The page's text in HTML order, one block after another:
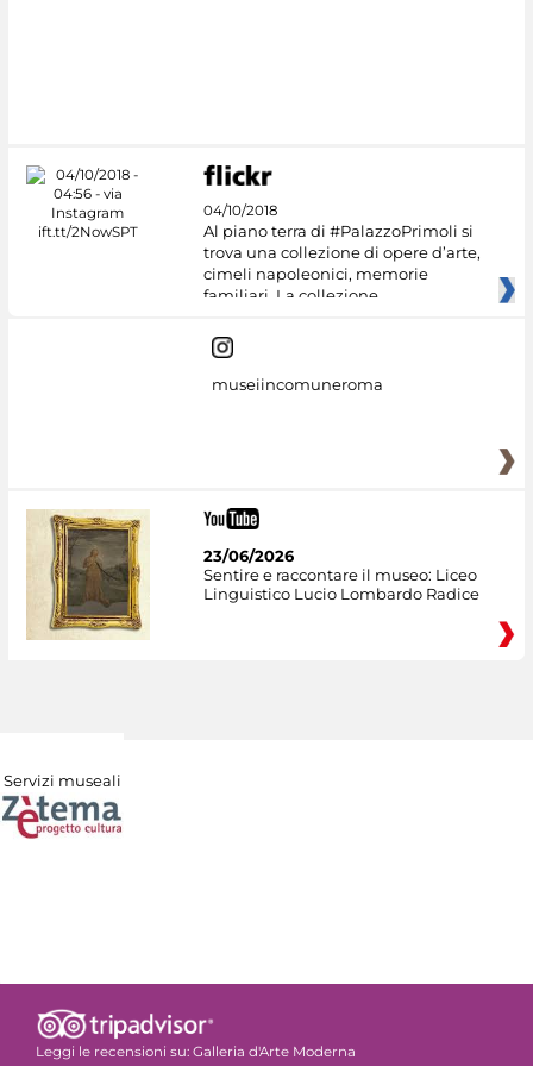
04/10/2018
Al piano terra di #PalazzoPrimoli si
trova una collezione di opere d’arte,
cimeli napoleonici, memorie
familiari. La collezione
museiincomuneroma
23/06/2026
Sentire e raccontare il museo: Liceo
Linguistico Lucio Lombardo Radice
Servizi museali
Leggi le recensioni su: Galleria d'Arte Moderna